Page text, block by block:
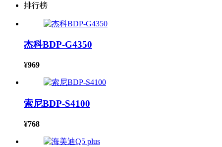
排行榜
杰科BDP-G4350
¥969
索尼BDP-S4100
¥768